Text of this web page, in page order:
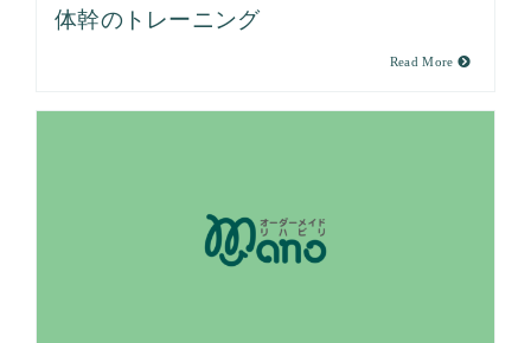
体幹のトレーニング
Read More